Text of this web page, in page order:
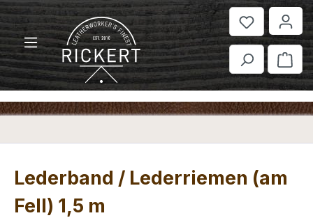
Zum Hauptinhalt springen
Lederband / Lederriemen (am
Fell) 1,5 m